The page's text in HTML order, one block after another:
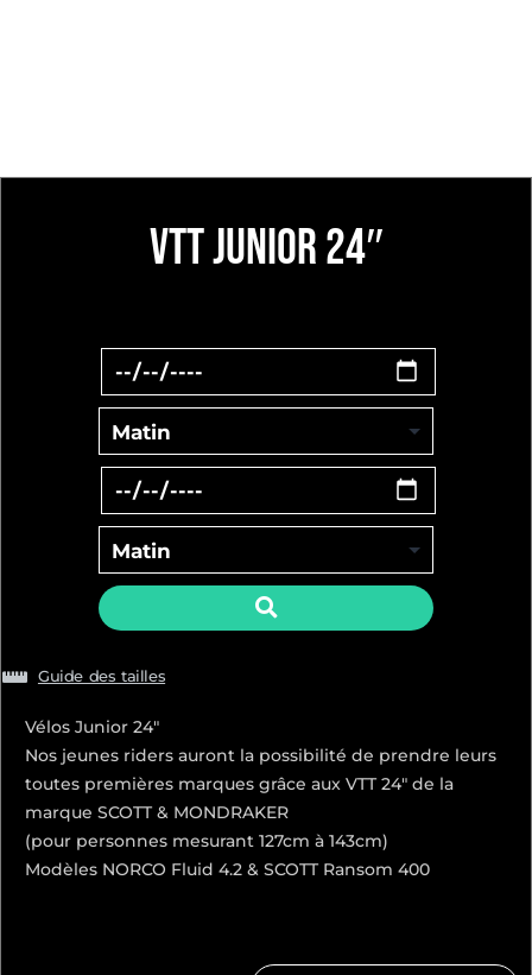
VTT JUNIOR 24″
Guide des tailles
Vélos Junior 24″
Nos jeunes riders auront la possibilité de prendre leurs
toutes premières marques grâce aux VTT 24″ de la
marque SCOTT & MONDRAKER
(pour personnes mesurant 127cm à 143cm)
Modèles NORCO Fluid 4.2 & SCOTT Ransom 400